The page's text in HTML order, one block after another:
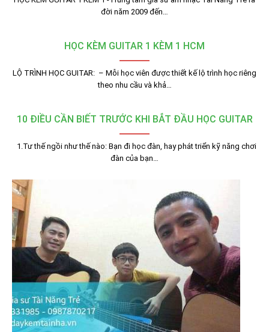
đời năm 2009 đến…
HỌC KÈM GUITAR 1 KÈM 1 HCM
LỘ TRÌNH HỌC GUITAR: – Mỗi học viên được thiết kế lộ trình học riêng
theo nhu cầu và khả…
10 ĐIỀU CẦN BIẾT TRƯỚC KHI BẮT ĐẦU HỌC GUITAR
1.Tư thế ngồi như thế nào: Bạn đi học đàn, hay phát triển kỹ năng chơi
đàn của bạn…